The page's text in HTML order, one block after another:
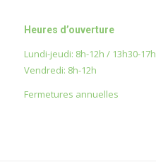
Heures d’ouverture
Lundi-jeudi: 8h-12h / 13h30-17h
Vendredi: 8h-12h
Fermetures annuelles